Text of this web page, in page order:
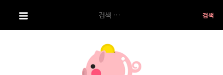
i
색: